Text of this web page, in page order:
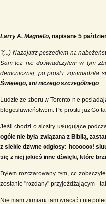
Larry A. Magnello, napisane 5
"(...) Nazajutrz poszedłem na
Sam też nie doświadczyłem w tym
demonicznej; po prostu
Świętego, ani niczego szczególnego.
Ludzie ze zboru w Toronto nie
błogosławieństwem. Po prostu już Go
Jeśli chodzi o siostry usługujące
ogóle nie była związana z Biblią,
z siebie dziwne odgłosy: hoooooo!
się z niej jakieś inne dźwięki, które
Byłem rozczarowany tym, co
zostanie "rozdany" przyjeżdżającym -
Nie mam zamiaru tam wracać i nie